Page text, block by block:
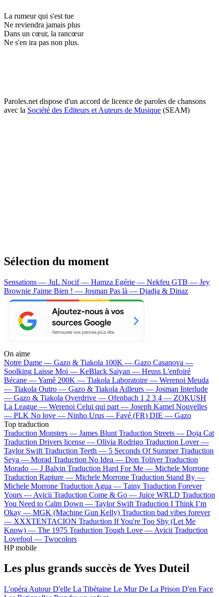
La rumeur qui s'est tue
Ne reviendra jamais plus
Dans un cœur, la rancœur
Ne s'en ira pas non plus.
Paroles.net dispose d'un accord de licence de paroles de chansons
avec la Société des Editeurs et Auteurs de Musique (SEAM)
Sélection du moment
Sensations — JuL Nocif — Hamza Egérie — Nekfeu GTB — Jey
Brownie J'aime Bien ! — Josman Pas là — Djadja & Dinaz
On aime
Notre Dame — Gazo & Tiakola 100K — Gazo Casanova —
Soolking Laisse Moi — KeBlack Saiyan — Heuss L'enfoiré
Bécane —Yamê 200K — Tiakola Laboratoire — Werenoi Meuda
— Tiakola Outro — Gazo & Tiakola Ailleurs — Josman Interlude
— Gazo & Tiakola Overdrive — Ofenbach 1 2 3 4 — ZOKUSH
La League — Werenoi Celui qui part — Joseph Kamel Nouvelles
— PLK No love — Ninho Urus — Favé (FR) DIE — Gazo
Top traduction
Traduction Monsters — James Blunt Traduction Streets — Doja Cat
Traduction Drivers license — Olivia Rodrigo Traduction Lover —
Taylor Swift Traduction Teeth — 5 Seconds Of Summer Traduction
Seya — Morad Traduction No Idea — Don Toliver Traduction
Morado — J Balvin Traduction Hard For Me — Michele Morrone
Traduction Rapture — Michele Morrone Traduction Stand By —
Michele Morrone Traduction Agua — Tainy Traduction Forever
Yours — Avicii Traduction Come & Go — Juice WRLD Traduction
You Need to Calm Down — Taylor Swift Traduction I Think I’m
Okay — MGK (Machine Gun Kelly) Traduction bad vibes forever
— XXXTENTACION Traduction If You're Too Shy (Let Me
Know) — The 1975 Traduction Tough Love — Avicii Traduction
Lovefool — Twocolors
HP mobile
Les plus grands succès de Yves Duteil
L'opéra Autour D'elle La Tibétaine Le Mur De La Prison D'en Face